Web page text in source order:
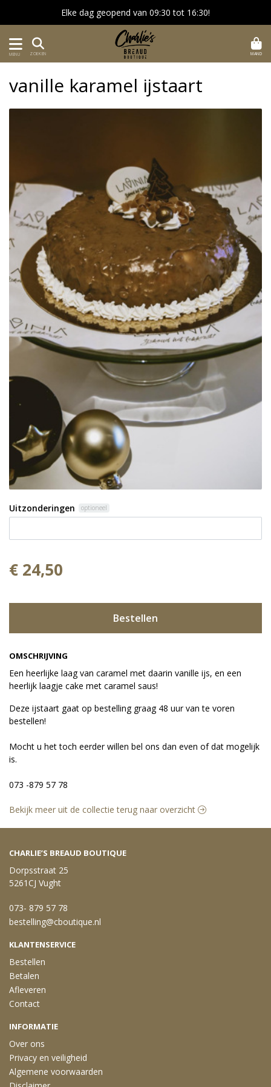
Elke dag geopend van 09:30 tot 16:30!
MENU ZOEKEN MAND
OMSCHRIJVING
Een heerlijke laag van caramel met daarin vanille ijs, en een
heerlijk laagje cake met caramel saus!
Deze ijstaart gaat op bestelling graag 48 uur van te voren
bestellen!
Mocht u het toch eerder willen bel ons dan even of dat mogelijk
is.
073 -879 57 78
vanille karamel ijstaart
Uitzonderingen optioneel
€ 24,50
Bestellen
Bekijk meer uit de collectie terug naar overzicht
CHARLIE’S BREAUD BOUTIQUE
Dorpsstraat 25
5261CJ Vught
073- 879 57 78
bestelling@cboutique.nl
KLANTENSERVICE
Bestellen
Betalen
Afleveren
Contact
INFORMATIE
Over ons
Privacy en veiligheid
Algemene voorwaarden